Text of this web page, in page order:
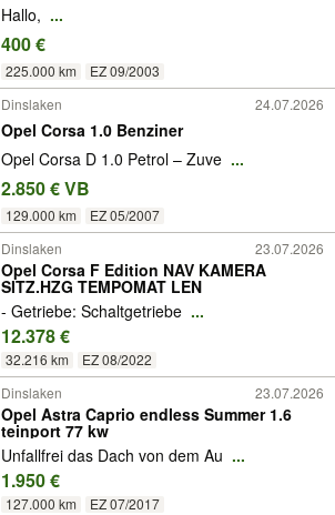
Hallo, ...
400 €
225.000 km EZ 09/2003
Dinslaken 24.07.2026
Opel Corsa 1.0 Benziner
Opel Corsa D 1.0 Petrol – Zuve ...
2.850 € VB
129.000 km EZ 05/2007
Dinslaken 23.07.2026
Opel Corsa F Edition NAV KAMERA
SITZ.HZG TEMPOMAT LEN
- Getriebe: Schaltgetriebe ...
12.378 €
32.216 km EZ 08/2022
Dinslaken 23.07.2026
Opel Astra Caprio endless Summer 1.6
teinport 77 kw
Unfallfrei das Dach von dem Au ...
1.950 €
127.000 km EZ 07/2017